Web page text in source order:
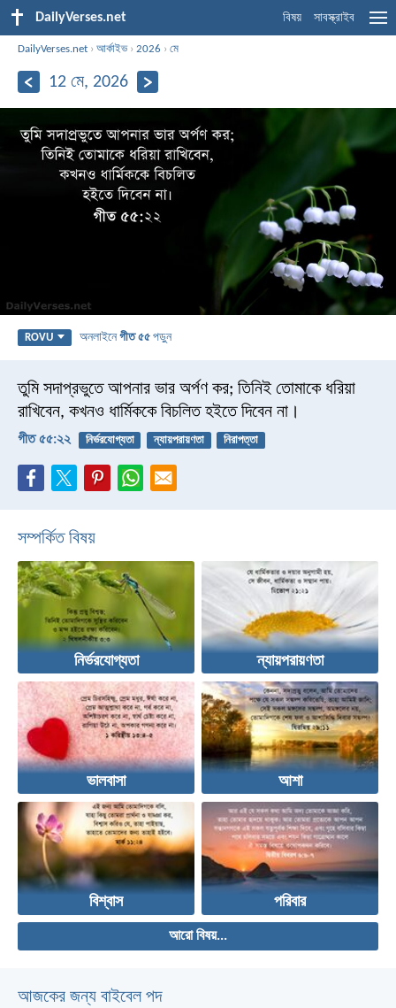
DailyVerses.net বিষয় সাবস্ক্রাইব
DailyVerses.net ›আর্কাইভ›2026 ›মে
12 মে, 2026
ROVU অনলাইনেগীত ৫৫ পড়ুন
তুমি সদাপ্রভুতে আপনার ভার অর্পণ কর; তিনিই তোমাকে ধরিয়া
রাখিবেন, কখনও ধার্মিককে বিচলিত হইতে দিবেন না।
গীত ৫৫:২২ নির্ভরযোগ্যতা ন্যায়পরায়ণতা নিরাপত্তা
সম্পর্কিত বিষয়
নির্ভরযোগ্যতা ন্যায়পরায়ণতা
ভালবাসা আশা
বিশ্বাস পরিবার
আরো বিষয়...
আজকের জন্য বাইবেল পদ